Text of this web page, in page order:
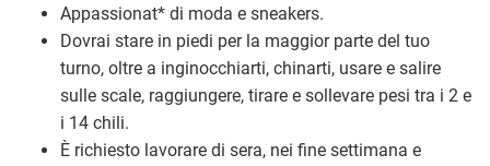
Appassionat* di moda e sneakers.
Dovrai stare in piedi per la maggior parte del tuo
turno, oltre a inginocchiarti, chinarti, usare e salire
sulle scale, raggiungere, tirare e sollevare pesi tra i 2 e
i 14 chili.
È richiesto lavorare di sera, nei fine settimana e